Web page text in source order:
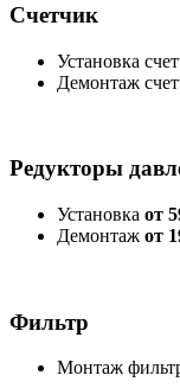
Счетчик
Установка
Демонтаж
Редукторы
Установка от
Демонтаж от
Фильтр
Монтаж